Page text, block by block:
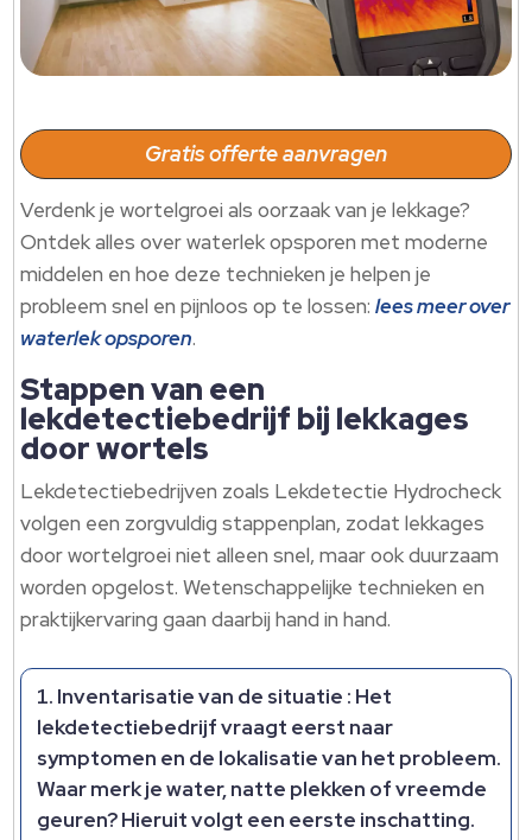
Gratis offerte aanvragen
Verdenk je wortelgroei als oorzaak van je lekkage?
Ontdek alles over waterlek opsporen met moderne
middelen en hoe deze technieken je helpen je
probleem snel en pijnloos op te lossen:lees meer over
waterlek opsporen.
Stappen van een
lekdetectiebedrijf bij lekkages
door wortels
Lekdetectiebedrijven zoals Lekdetectie Hydrocheck
volgen een zorgvuldig stappenplan, zodat lekkages
door wortelgroei niet alleen snel, maar ook duurzaam
worden opgelost. Wetenschappelijke technieken en
praktijkervaring gaan daarbij hand in hand.
Inventarisatie van de situatie : Het
lekdetectiebedrijf vraagt eerst naar
symptomen en de lokalisatie van het probleem.
Waar merk je water, natte plekken of vreemde
geuren? Hieruit volgt een eerste inschatting.